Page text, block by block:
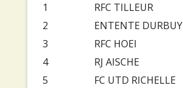
1
RFC TILLEUR
2
ENTENTE DURBUY
3
RFC HOEI
4
RJ AISCHE
5
FC UTD RICHELLE